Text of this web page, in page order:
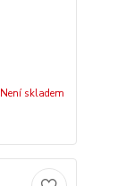
Není skladem